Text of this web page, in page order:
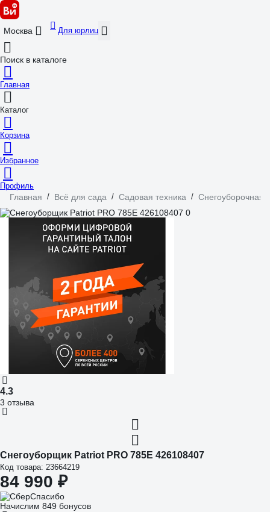
Москва Для юрлиц
Поиск в каталоге
Главная
Каталог
Корзина
Избранное
Профиль
Главная / Всё для сада / Садовая техника / Снегоуборочная
4.3
3 отзыва
Снегоуборщик Patriot PRO 785Е 426108407
Код товара: 23664219
84 990 ₽
Начислим 849 бонусов